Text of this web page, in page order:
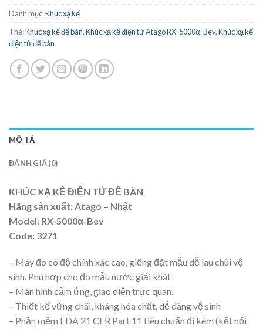
Danh mục:Khúc xạ kế
Thẻ:Khúc xạ kế để bàn,Khúc xạ kế điện tử Atago RX-5000α-Bev,Khúc xạ kế
điện tử để bàn
MÔ TẢ
ĐÁNH GIÁ (0)
KHÚC XẠ KẾ ĐIỆN TỬ ĐỂ BÀN
Hãng sản xuất: Atago – Nhật
Model: RX-5000α-Bev
Code: 3271
– Máy đo có độ chính xác cao, giếng đặt mẫu dễ lau chùi vệ
sinh. Phù hợp cho đo mẫu nước giải khát
– Màn hình cảm ứng, giao diện trực quan.
– Thiết kế vững chãi, kháng hóa chất, dễ dàng vệ sinh
– Phần mềm FDA 21 CFR Part 11 tiêu chuẩn đi kèm (kết nối